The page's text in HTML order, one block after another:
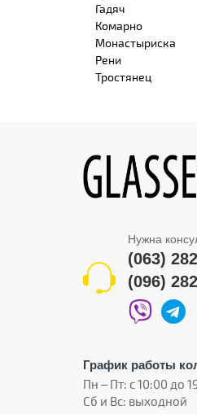
Гадяч
Комарно
Монастыриска
Рени
Тростянец
Нужна
(063)
(096)
График работы
Пн – Пт: с 10:00 до
Сб и Вс: выходной